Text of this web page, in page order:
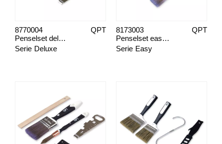
Penselset deluxe, måla inne
QPT
8770004
Serie Deluxe
Penselset easy, måla lackfärg
QPT
8173003
Serie Easy